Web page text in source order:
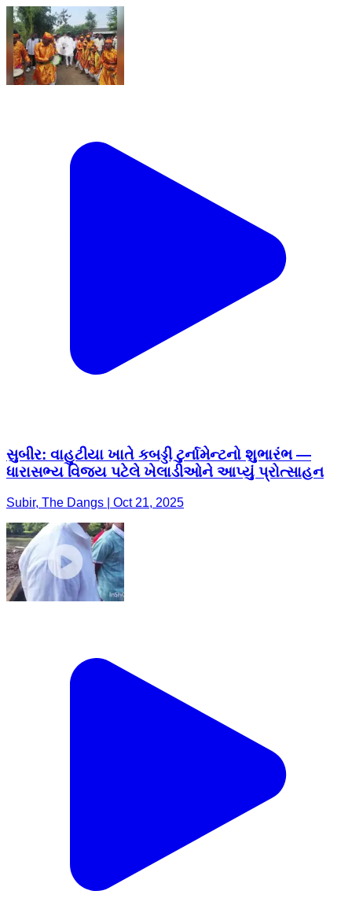
સુબીર: વાહુટીયા ખાતે કબડ્ડી ટુર્નામેન્ટનો શુભારંભ —
ધારાસભ્ય વિજય પટેલે ખેલાડીઓને આપ્યું પ્રોત્સાહન
Subir, The Dangs | Oct 21, 2025